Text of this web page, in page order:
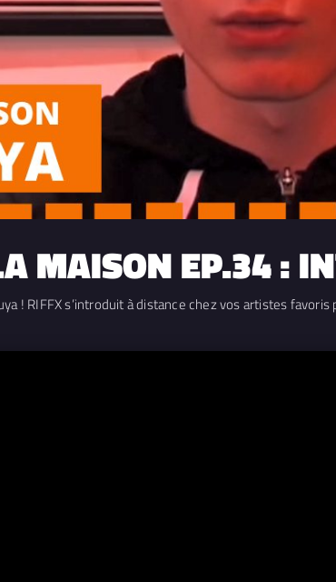
MAISON EP.34 :
! RIFFX s’introduit à distance chez vos artistes